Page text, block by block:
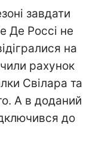
завдати
Де Россі не
на
рахунок
Свілара та
А в доданий
до